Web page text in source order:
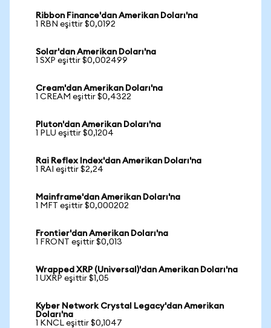
Ribbon Finance'dan Amerikan Doları'na
1 RBN eşittir $0,0192
Solar'dan Amerikan Doları'na
1 SXP eşittir $0,002499
Cream'dan Amerikan Doları'na
1 CREAM eşittir $0,4322
Pluton'dan Amerikan Doları'na
1 PLU eşittir $0,1204
Rai Reflex Index'dan Amerikan Doları'na
1 RAI eşittir $2,24
Mainframe'dan Amerikan Doları'na
1 MFT eşittir $0,000202
Frontier'dan Amerikan Doları'na
1 FRONT eşittir $0,013
Wrapped XRP (Universal)'dan Amerikan Doları'na
1 UXRP eşittir $1,05
Kyber Network Crystal Legacy'dan Amerikan
Doları'na
1 KNCL eşittir $0,1047